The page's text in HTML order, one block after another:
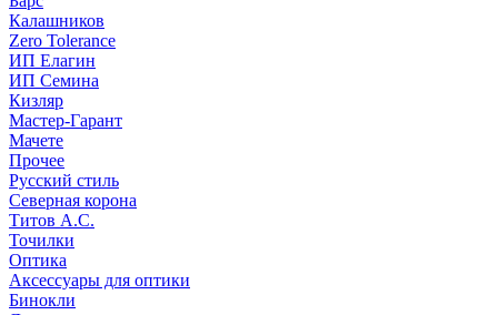
Калашников
Zero Tolerance
ИП Елагин
ИП Семина
Кизляр
Мастер-Гарант
Мачете
Прочее
Русский стиль
Северная корона
Титов А.С.
Точилки
Оптика
Аксессуары для оптики
Бинокли